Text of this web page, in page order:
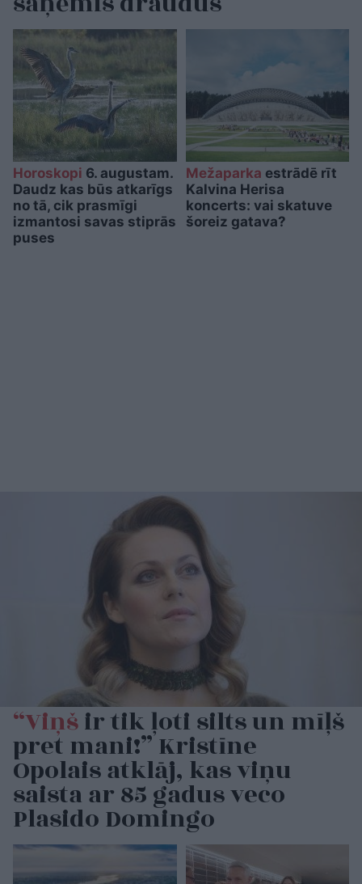
Horoskopi 6. augustam.
Daudz kas būs atkarīgs
no tā, cik prasmīgi
izmantosi savas stiprās
puses
Mežaparka estrādē rīt
Kalvina Herisa
koncerts: vai skatuve
šoreiz gatava?
“Viņšir tik ļoti silts un mīļš
pret mani!” Kristīne
Opolais atklāj, kas viņu
saista ar 85 gadus veco
Plasido Domingo